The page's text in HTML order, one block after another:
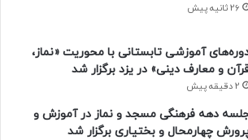
26 ثانیه پیش
آموزشی تابستانی با محوریت «نماز،
و معارف دینی» در یزد برگزار شد
2 دقیقه پیش
دهه فرهنگی مسجد و نماز در آموزش و
چهارمحال و بختیاری برگزار شد